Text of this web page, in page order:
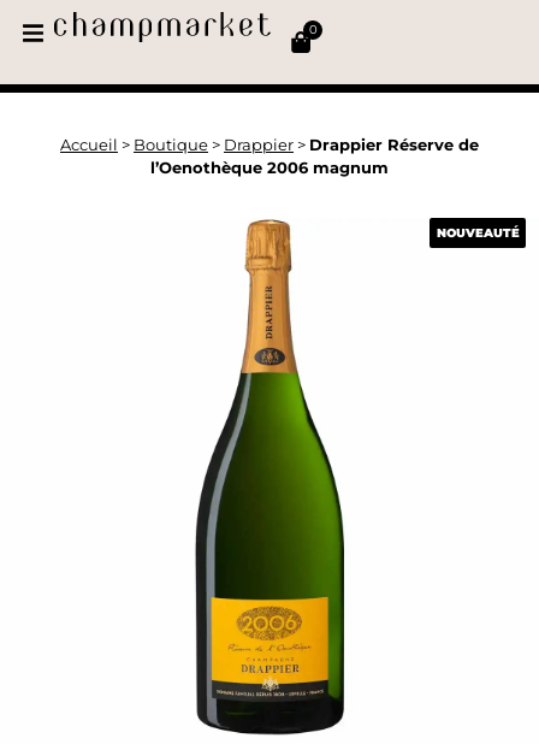
0
Accueil > Boutique > Drappier > Drappier Réserve de
l’Oenothèque 2006 magnum
NOUVEAUTÉ